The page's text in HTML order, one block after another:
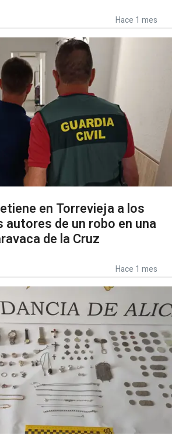
Hace 1 mes
en Torrevieja a los
de un robo en una
de la Cruz
Hace 1 mes